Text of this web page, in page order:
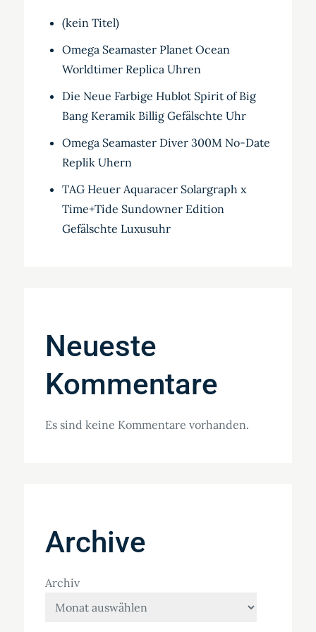
(kein Titel)
Omega Seamaster Planet Ocean
Worldtimer Replica Uhren
Die Neue Farbige Hublot Spirit of Big
Bang Keramik Billig Gefälschte Uhr
Omega Seamaster Diver 300M No-Date
Replik Uhern
TAG Heuer Aquaracer Solargraph x
Time+Tide Sundowner Edition
Gefälschte Luxusuhr
Neueste
Kommentare
Es sind keine Kommentare vorhanden.
Archive
Archiv